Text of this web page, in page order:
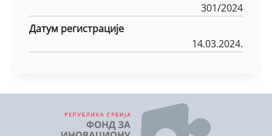
301/2024
Датум регистрације
14.03.2024.